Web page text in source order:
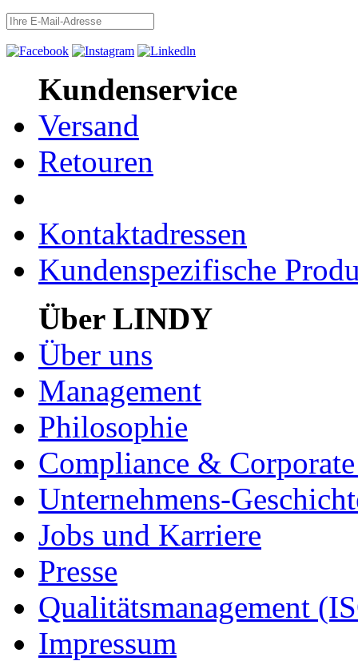
Kundenservice
Versand
Retouren
Kontaktadressen
Kundenspezifische
Über LINDY
Über uns
Management
Philosophie
Compliance &
Unternehmens-
Jobs und Karriere
Presse
Qualitätsmanagement
Impressum